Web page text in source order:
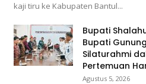
kaji tiru ke Kabupaten Bantul...
Bupati
Bupati
Silaturahmi
Pertemuan
Agustus 5, 2026